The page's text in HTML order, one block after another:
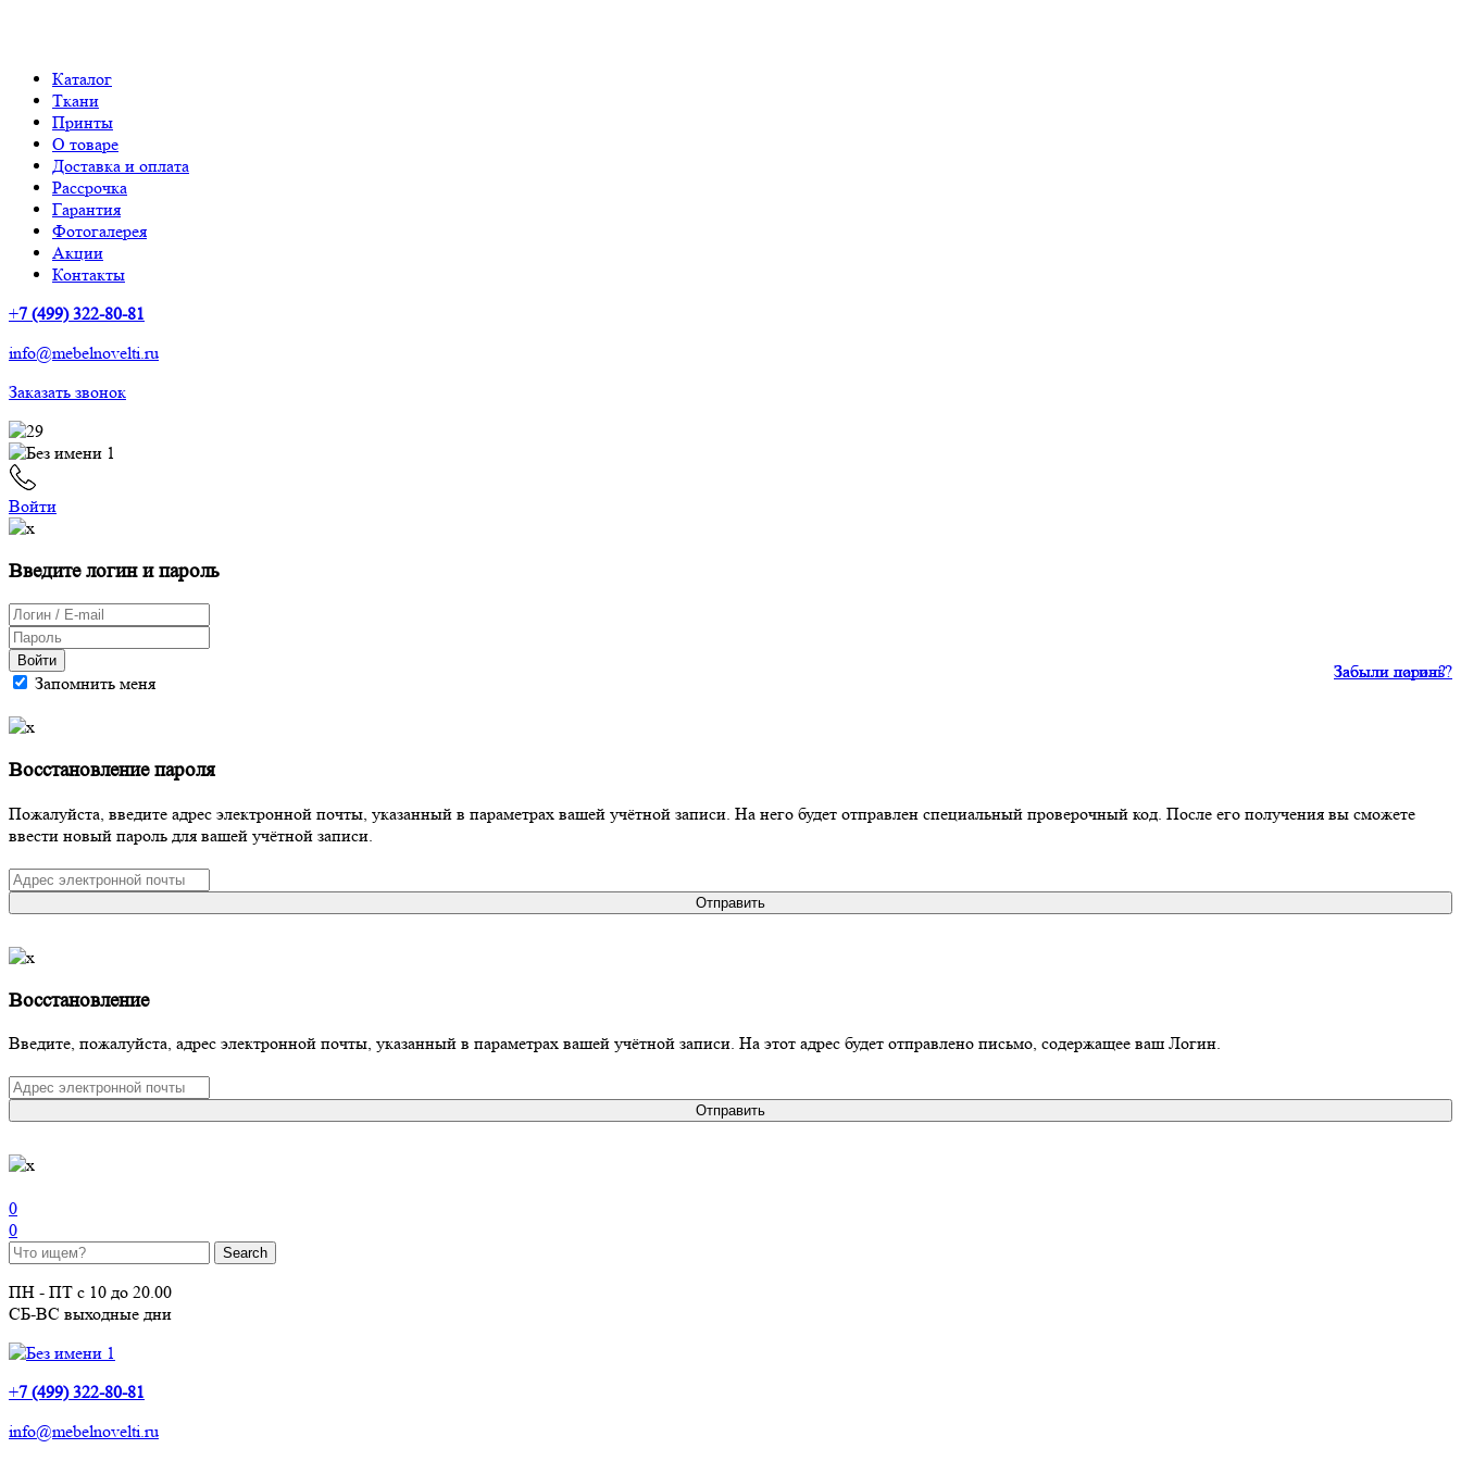
Каталог
Ткани
Принты
О товаре
Доставка и оплата
Рассрочка
Гарантия
Фотогалерея
Акции
Контакты
+7 (499) 322-80-81
info@mebelnovelti.ru
Заказать звонок
Войти
Введите логин и пароль
Войти
Запомнить меня
Забыли пароль?
Забыли логин?
Восстановление пароля
Пожалуйста, введите адрес электронной почты, указанный в параметрах вашей учётной записи. На него будет отправлен специальный проверочный код. После его получения вы сможете
ввести новый пароль для вашей учётной записи.
Отправить
Восстановление
Введите, пожалуйста, адрес электронной почты, указанный в параметрах вашей учётной записи. На этот адрес будет отправлено письмо, содержащее ваш Логин.
Отправить
0
0
ПН - ПТ с 10 до 20.00
СБ-ВС выходные дни
+7 (499) 322-80-81
info@mebelnovelti.ru